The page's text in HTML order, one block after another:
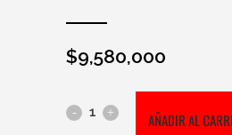
$9,580,000
Hyundai AÑADIR AL